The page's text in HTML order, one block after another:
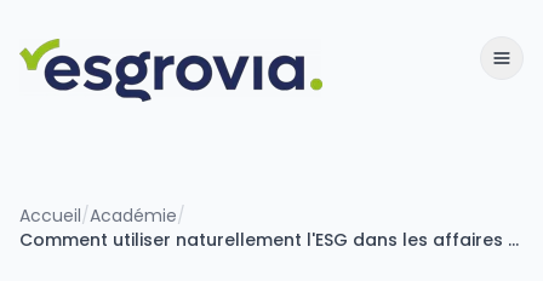
Accueil/Académie/
Comment utiliser naturellement l'ESG dans les affaires et la vie de l'organisation